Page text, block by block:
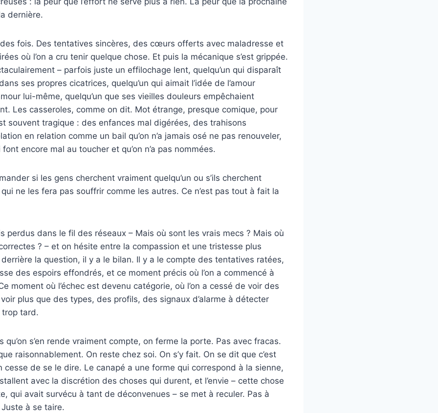
dernière.
des fois. Des tentatives sincères, des cœurs offerts avec maladresse et
où l’on a cru tenir quelque chose. Et puis la mécanique s’est grippée.
– parfois juste un effilochage lent, quelqu’un qui disparaît
ses propres cicatrices, quelqu’un qui aimait l’idée de l’amour
lui-même, quelqu’un que ses vieilles douleurs empêchaient
Les casseroles, comme on dit. Mot étrange, presque comique, pour
souvent tragique : des enfances mal digérées, des trahisons
en relation comme un bail qu’on n’a jamais osé ne pas renouveler,
encore mal au toucher et qu’on n’a pas nommées.
si les gens cherchent vraiment quelqu’un ou s’ils cherchent
qui ne les fera pas souffrir comme les autres. Ce n’est pas tout à fait la
perdus dans le fil des réseaux – Mais où sont les vrais mecs ? Mais où
? – et on hésite entre la compassion et une tristesse plus
la question, il y a le bilan. Il y a le compte des tentatives ratées,
des espoirs effondrés, et ce moment précis où l’on a commencé à
moment où l’échec est devenu catégorie, où l’on a cessé de voir des
plus que des types, des profils, des signaux d’alarme à détecter
trop tard.
qu’on s’en rende vraiment compte, on ferme la porte. Pas avec fracas.
raisonnablement. On reste chez soi. On s’y fait. On se dit que c’est
cesse de se le dire. Le canapé a une forme qui correspond à la sienne,
avec la discrétion des choses qui durent, et l’envie – cette chose
qui avait survécu à tant de déconvenues – se met à reculer. Pas à
à se taire.